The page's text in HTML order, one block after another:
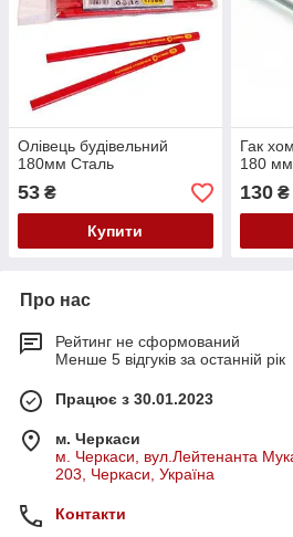
Олівець будівельний
180мм Сталь
53 ₴
Купити
Гак
180 мм
130₴
Про нас
Рейтинг не сформований
Менше 5 відгуків за останній рік
Працює з 30.01.2023
м. Черкаси
м. Черкаси, вул.Лейтенанта
203, Черкаси, Україна
Контакти